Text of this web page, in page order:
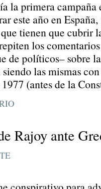
la primera
este año en
tienen que cubrir
los
de políticos– sobre
las mismas
(antes de la
Rajoy ante